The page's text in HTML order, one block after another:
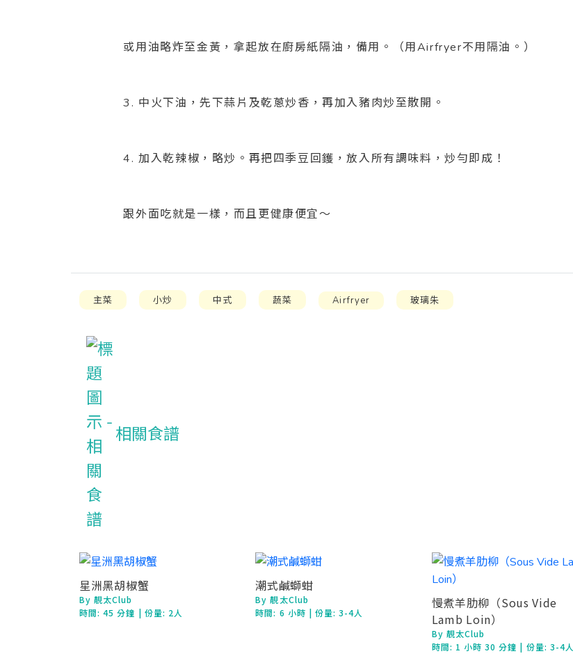
或用油略炸至金黃，拿起放在廚房紙隔油，備用。（用Airfryer不用隔油。）
3. 中火下油，先下蒜片及乾蔥炒香，再加入豬肉炒至散開。
4. 加入乾辣椒，略炒。再把四季豆回鑊，放入所有調味料，炒勻即成！
跟外面吃就是一樣，而且更健康便宜～
主菜 小炒 中式 蔬菜 Airfryer 玻璃朱
相關食譜
星洲黑胡椒蟹
By 靚太Club
時間:45 分鐘 | 份量: 2人
潮式鹹螄蚶
By 靚太Club
時間: 6 小時 | 份量: 3-4人
慢煮羊肋柳（Sous Vide
Lamb Loin）
By 靚太Club
時間: 1 小時 30 分鐘 | 份量: 3-4人